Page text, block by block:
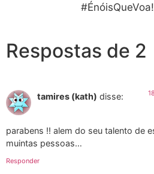
#ÉnóisQueVoa!
Respostas de 2
tamires (kath) disse:
parabens !! alem do seu talento de
muintas pessoas…
Responder